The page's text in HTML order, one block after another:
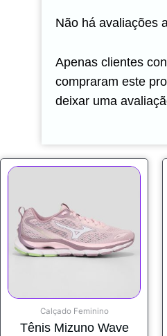
Calçado Feminino
Tênis Mizuno Wave
Não há avaliações
Apenas clientes
compraram este
deixar uma